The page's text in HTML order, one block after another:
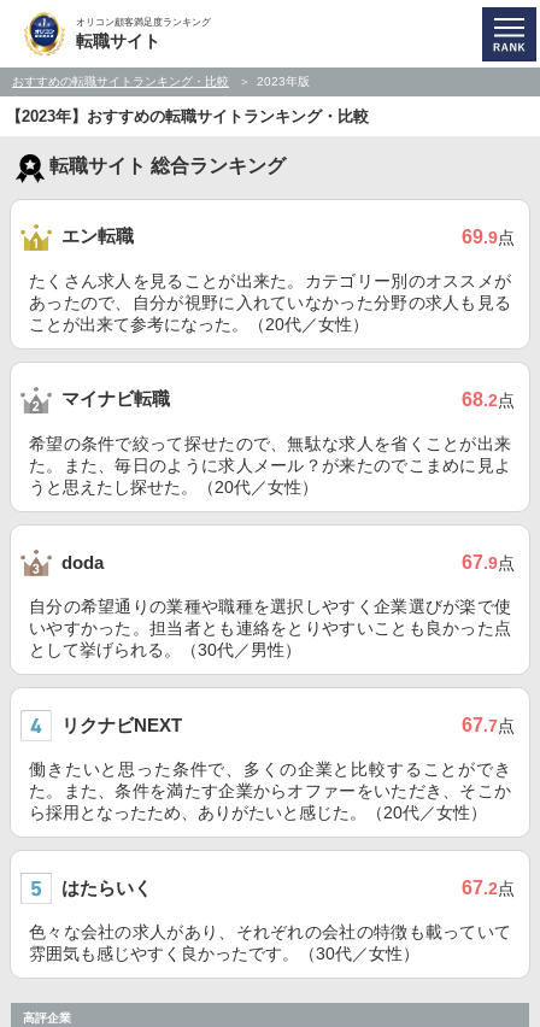
オリコン顧客満足度ランキング
転職サイト
おすすめの転職サイトランキング・比較 2023年版
【2023年】おすすめの転職サイトランキング・比較
転職サイト 総合ランキング
エン転職 69.9点
たくさん求人を見ることが出来た。カテゴリー別のオススメが
あったので、自分が視野に入れていなかった分野の求人も見る
ことが出来て参考になった。（20代／女性）
マイナビ転職 68.2点
希望の条件で絞って探せたので、無駄な求人を省くことが出来
た。また、毎日のように求人メール？が来たのでこまめに見よ
うと思えたし探せた。（20代／女性）
doda 67.9点
自分の希望通りの業種や職種を選択しやすく企業選びが楽で使
いやすかった。担当者とも連絡をとりやすいことも良かった点
として挙げられる。（30代／男性）
リクナビNEXT 67.7点
働きたいと思った条件で、多くの企業と比較することができ
た。また、条件を満たす企業からオファーをいただき、そこか
ら採用となったため、ありがたいと感じた。（20代／女性）
はたらいく 67.2点
色々な会社の求人があり、それぞれの会社の特徴も載っていて
雰囲気も感じやすく良かったです。（30代／女性）
高評企業